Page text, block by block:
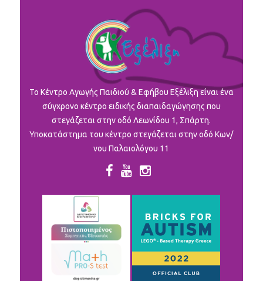
To Κέντρο Αγωγής Παιδιού & Εφήβου Εξέλιξη είναι ένα
σύγχρονο κέντρο ειδικής διαπαιδαγώγησης που
στεγάζεται στην οδό Λεωνίδου 1, Σπάρτη.
Υποκατάστημα του κέντρο στεγάζεται στην οδό Κων/
νου Παλαιολόγου 11